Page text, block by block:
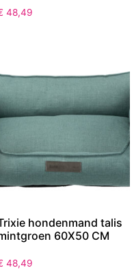
48,49
hondenmand talis
60X50 CM
48,49